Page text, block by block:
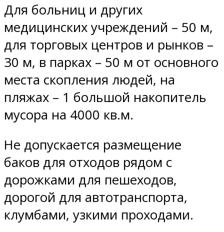
Для больниц и других
медицинских учреждений – 50 м,
для торговых центров и рынков –
30 м, в парках – 50 м от основного
места скопления людей, на
пляжах – 1 большой накопитель
мусора на 4000 кв.м.
Не допускается размещение
баков для отходов рядом с
дорожками для пешеходов,
дорогой для автотранспорта,
клумбами, узкими проходами.